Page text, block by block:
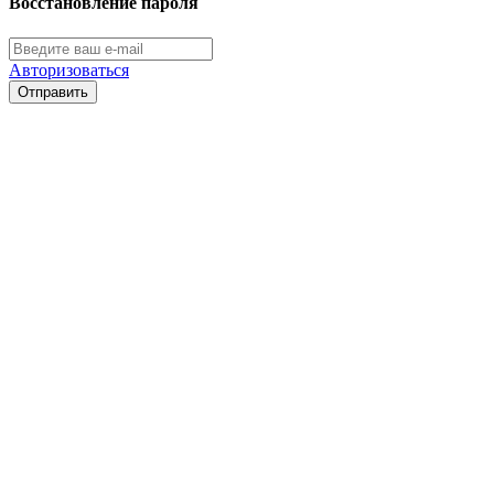
Авторизоваться
Отправить